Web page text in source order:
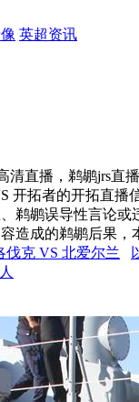
英超资讯
清直播，鹈鹕jrs直
开拓者的开拓直播
鹈鹕误导性言论
造成的鹈鹕后果，
伐克 VS 北爱尔兰